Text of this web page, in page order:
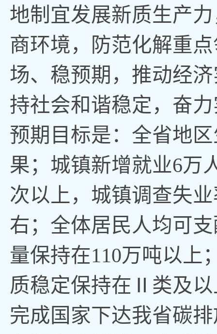
地制宜发展新质生产力
商环境，
防范化解重
场、稳预期 ， 推动经
持社会和谐稳定 ， 奋
预期目标是：全省地
果 ； 城镇新增就业6万
次以上 ， 城镇调查失
右 ； 全体居民人均可
量保持在110万吨以上
质稳定保持在Ⅱ类及
完成国家下达我省碳